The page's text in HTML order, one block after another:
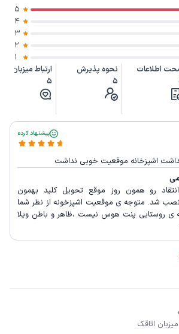
5
4
3
2
1
اطلاعات
نحوه پذیرش
5
ارتباط میزبان
5
پیشنهاد کرده
اشپزخانه موقعیت خوبی نداشت
رو همون روز موقع تحویل کلید بهمون
نصب شد. متوجه ی موقعیت اشپزخونه از نظر شما
ی روستایی پنت هوس نیست ،ظاهر و باطن ویلا